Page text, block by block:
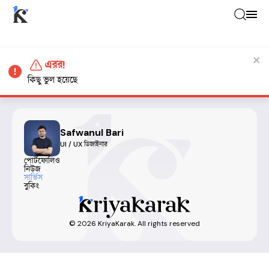
Safwanul Bari
UI / UX ডিজাইনার
পোর্টফোলিও
নিউজ
সার্ভিস
বুকিং
© 2026 KriyaKarak. All rights reserved
এরর!
কিছু ভুল হয়েছে